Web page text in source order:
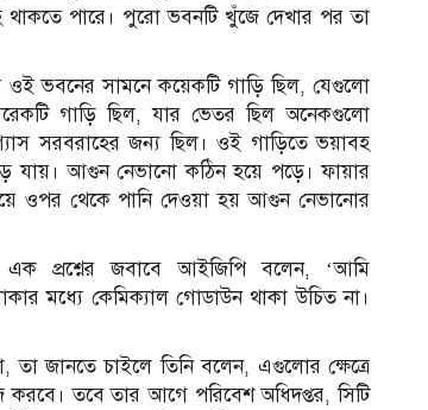
পারে। পুরো ভবনটি খুঁজে দেখার পর তা
ভবনের সামনে কয়েকটি গাড়ি ছিল, যেগুলো
গাড়ি ছিল, যার ভেতর ছিল অনেকগুলো
সরবরাহের জন্য ছিল। ওই গাড়িতে ভয়াবহ
যায়। আগুন নেভানো কঠিন হয়ে পড়ে। ফায়ার
ওপর থেকে পানি দেওয়া হয় আগুন নেভানোর
এক প্রশ্নের জবাবে আইজিপি বলেন, ‘আমি
মধ্যে কেমিক্যাল গোডাউন থাকা উচিত না।
জানতে চাইলে তিনি বলেন, এগুলোর ক্ষেত্রে
তবে তার আগে পরিবেশ অধিদপ্তর, সিটি